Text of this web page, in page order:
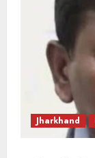
Jharkhand